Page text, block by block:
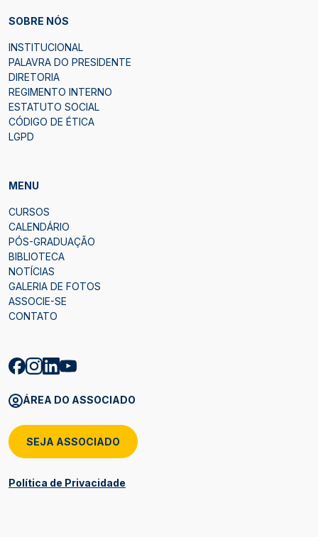
SOBRE NÓS
INSTITUCIONAL
PALAVRA DO PRESIDENTE
DIRETORIA
REGIMENTO INTERNO
ESTATUTO SOCIAL
CÓDIGO DE ÉTICA
LGPD
MENU
CURSOS
CALENDÁRIO
PÓS-GRADUAÇÃO
BIBLIOTECA
NOTÍCIAS
GALERIA DE FOTOS
ASSOCIE-SE
CONTATO
ÁREA DO ASSOCIADO
SEJA ASSOCIADO
Política de Privacidade